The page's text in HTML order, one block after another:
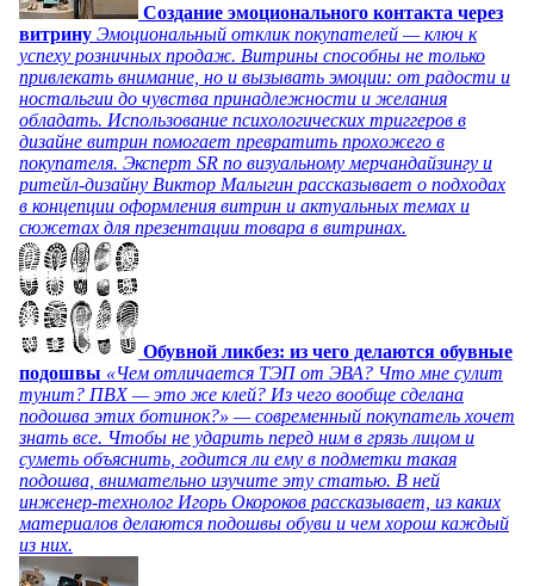
Создание эмоционального контакта через
витрину Эмоциональный отклик покупателей — ключ к
успеху розничных продаж. Витрины способны не только
привлекать внимание, но и вызывать эмоции: от радости и
ностальгии до чувства принадлежности и желания
обладать. Использование психологических триггеров в
дизайне витрин помогает превратить прохожего в
покупателя. Эксперт SR по визуальному мерчандайзингу и
ритейл-дизайну Виктор Малыгин рассказывает о подходах
в концепции оформления витрин и актуальных темах и
сюжетах для презентации товара в витринах.
Обувной ликбез: из чего делаются обувные
подошвы «Чем отличается ТЭП от ЭВА? Что мне сулит
тунит? ПВХ — это же клей? Из чего вообще сделана
подошва этих ботинок?» — современный покупатель хочет
знать все. Чтобы не ударить перед ним в грязь лицом и
суметь объяснить, годится ли ему в подметки такая
подошва, внимательно изучите эту статью. В ней
инженер-технолог Игорь Окороков рассказывает, из каких
материалов делаются подошвы обуви и чем хорош каждый
из них.